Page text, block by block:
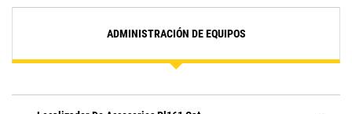
ADMINISTRACIÓN DE EQUIPOS